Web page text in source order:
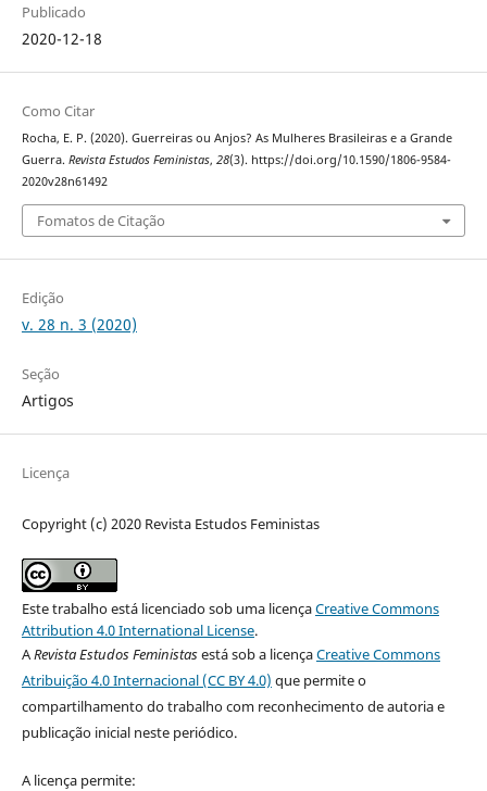
Publicado
2020-12-18
Como Citar
Rocha, E. P. (2020). Guerreiras ou Anjos? As Mulheres Brasileiras e a Grande
Guerra. Revista Estudos Feministas, 28(3). https://doi.org/10.1590/1806-9584-
2020v28n61492
Fomatos de Citação
Edição
v. 28 n. 3 (2020)
Seção
Artigos
Licença
Copyright (c) 2020 Revista Estudos Feministas
Este trabalho está licenciado sob uma licençaCreative Commons
Attribution 4.0 International License.
ARevista Estudos Feministasestá sob a licençaCreative Commons
Atribuição 4.0 Internacional (CC BY 4.0) que permite o
compartilhamento do trabalho com reconhecimento de autoria e
publicação inicial neste periódico.
A licença permite: